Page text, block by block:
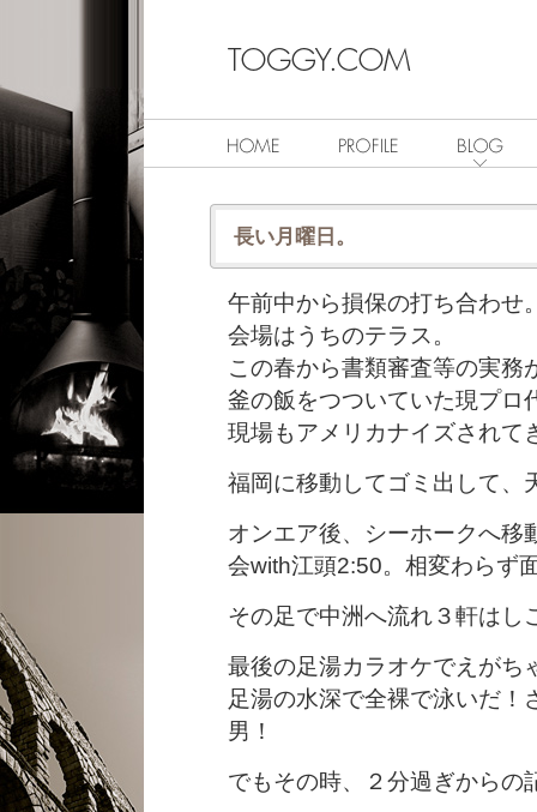
長い月曜日。
午前中から損保の打ち合わせ
会場はうちのテラス。
この春から書類審査等の実務
釜の飯をつついていた現プロ
現場もアメリカナイズされ
福岡に移動してゴミ出して、
オンエア後、シーホークへ移
会with江頭2:50。相変わらず
その足で中洲へ流れ３軒はし
最後の足湯カラオケでえがち
足湯の水深で全裸で泳いだ！
男！
でもその時、２分過ぎからの